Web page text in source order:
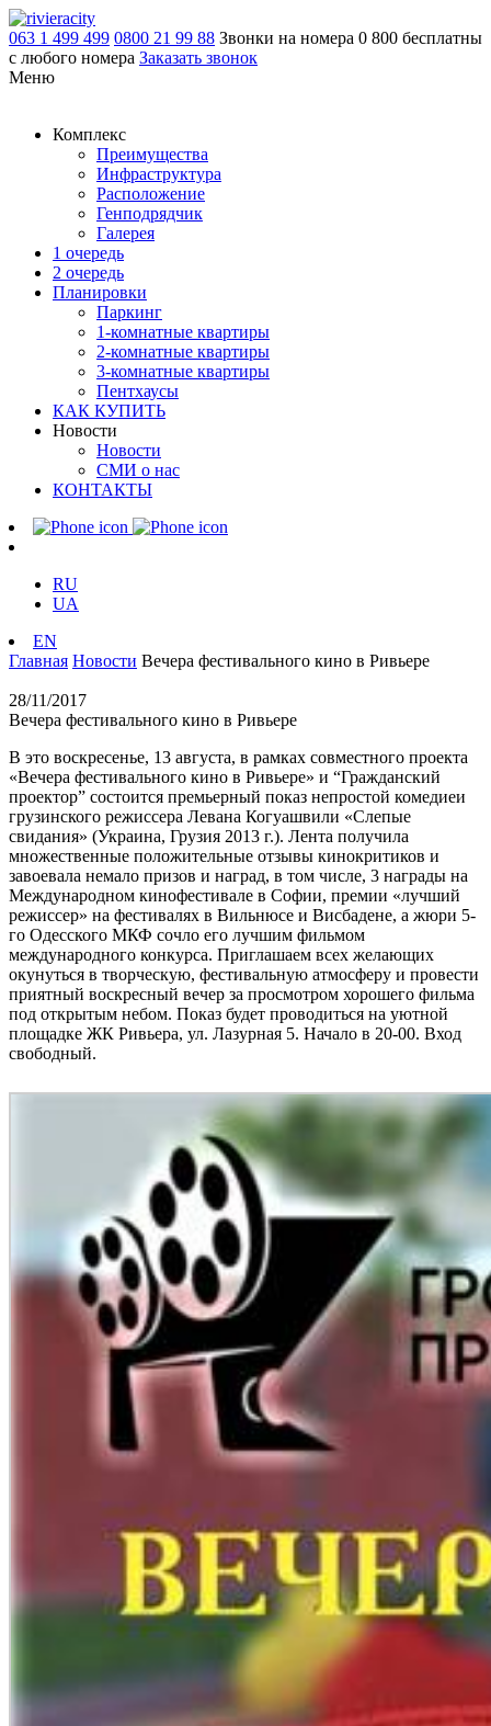
063 1 499 499 0800 21 99 88 Звонки на номера 0 800 бесплатны
с любого номера Заказать звонок
Меню
Комплекс
Преимущества
Инфраструктура
Расположение
Генподрядчик
Галерея
1 очередь
2 очередь
Планировки
Паркинг
1-комнатные квартиры
2-комнатные квартиры
3-комнатные квартиры
Пентхаусы
КАК КУПИТЬ
Новости
Новости
СМИ о нас
КОНТАКТЫ
RU
UA
EN
Главная Новости Вечера фестивального кино в Ривьере
28/11/2017
Вечера фестивального кино в Ривьере
В это воскресенье, 13 августа, в рамках совместного проекта
«Вечера фестивального кино в Ривьере» и “Гражданский
проектор” состоится премьерный показ непростой комедиеи
грузинского режиссера Левана Когуашвили «Слепые
свидания» (Украина, Грузия 2013 г.). Лента получила
множественные положительные отзывы кинокритиков и
завоевала немало призов и наград, в том числе, 3 награды на
Международном кинофестивале в Софии, премии «лучший
режиссер» на фестивалях в Вильнюсе и Висбадене, а жюри 5-
го Одесского МКФ сочло его лучшим фильмом
международного конкурса. Приглашаем всех желающих
окунуться в творческую, фестивальную атмосферу и провести
приятный воскресный вечер за просмотром хорошего фильма
под открытым небом. Показ будет проводиться на уютной
площадке ЖК Ривьера, ул. Лазурная 5. Начало в 20-00. Вход
свободный.